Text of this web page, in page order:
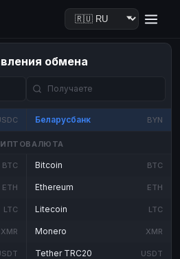
обмена
Беларусбанк BYN
BTC
ETH
LTC
XMR
Bitcoin BTC
Ethereum ETH
Litecoin LTC
Monero XMR
Tether TRC20 USDT